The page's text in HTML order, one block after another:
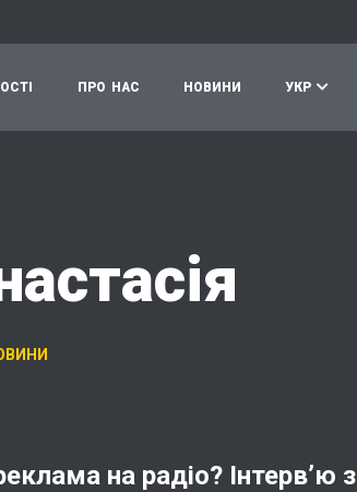
ОСТ П РО Н АС Н О В И Н И У К Р
на радіо? Інтервʼю з